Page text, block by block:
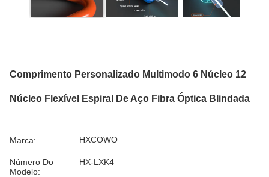
Comprimento Personalizado Multimodo 6 Núcleo 12
Núcleo Flexível Espiral De Aço Fibra Óptica Blindada
Marca: HXCOWO
Número Do
Modelo:
HX-LXK4